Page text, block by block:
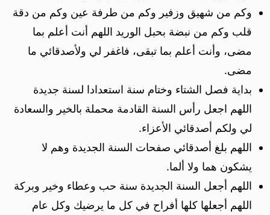
وكم من شهيق وزفير وكم من طرفة عين وكم من دقة
قلب وكم من نبضة بحبل الوريد‎ اللهم أنت أعلم بما
مضى، وأنت أعلم بما تبقى، فاغفر لي ولأصدقائي ما
مضى.
بداية فصل الشتاء وختام سنة استعدادا لسنة جديدة
اللهم اجعل رأس السنة القادمة محملة بالخير والسعادة
لي ولكم أصدقائي الأعزاء.
اللهم بلغ أصدقائي صفحات السنة الجديدة وهم لا
يشكون هما ولا ألما.
اللهم أجعل السنة الجديدة سنة حب وعطاء وخير وبركة
اللهم أجعلها كلها أفراح في كل ما يرضيك وكل عام